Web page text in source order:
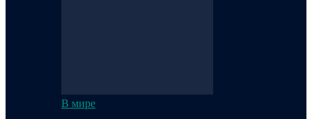
В мире